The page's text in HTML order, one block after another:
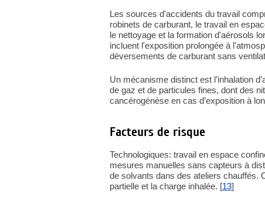
Les sources d'accidents du travail
robinets de carburant, le travail en
le nettoyage et la formation d'aérosols
incluent l'exposition prolongée à
déversements de carburant sans
Un mécanisme distinct est l’inhalation
de gaz et de particules fines, dont des
cancérogénèse en cas d’exposition à
Facteurs de risque
Technologiques: travail en espace
mesures manuelles sans capteurs à
de solvants dans des ateliers chauffés.
partielle et la charge inhalée. [13]